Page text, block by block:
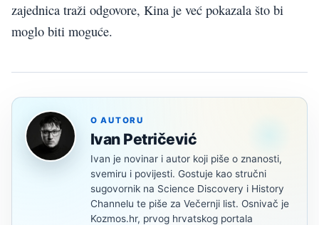
zajednica traži odgovore, Kina je već pokazala što bi
moglo biti moguće.
O AUTORU
Ivan Petričević
Ivan je novinar i autor koji piše o znanosti,
svemiru i povijesti. Gostuje kao stručni
sugovornik na Science Discovery i History
Channelu te piše za Večernji list. Osnivač je
Kozmos.hr, prvog hrvatskog portala